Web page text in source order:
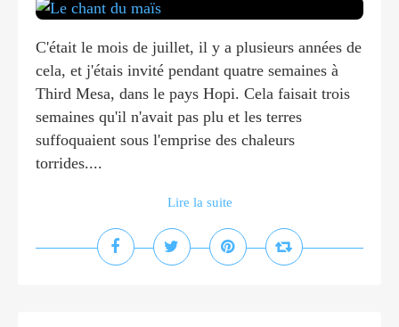
C'était le mois de juillet, il y a plusieurs années de
cela, et j'étais invité pendant quatre semaines à
Third Mesa, dans le pays Hopi. Cela faisait trois
semaines qu'il n'avait pas plu et les terres
suffoquaient sous l'emprise des chaleurs
torrides....
Lire la suite